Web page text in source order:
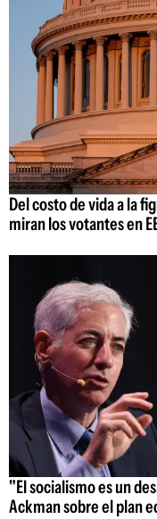
Del costo de vida a la
miran los votantes en
"El socialismo es un
Ackman sobre el plan